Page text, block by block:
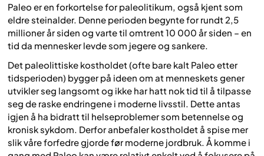
Paleo er en forkortelse for paleolitikum, også kjent som
eldre steinalder. Denne perioden begynte for rundt 2,5
millioner år siden og varte til omtrent 10 000 år siden – en
tid da mennesker levde som jegere og sankere.
Det paleolittiske kostholdet (ofte bare kalt Paleo etter
tidsperioden) bygger på ideen om at menneskets gener
utvikler seg langsomt og ikke har hatt nok tid til å tilpasse
seg de raske endringene i moderne livsstil. Dette antas
igjen å ha bidratt til helseproblemer som betennelse og
kronisk sykdom. Derfor anbefaler kostholdet å spise mer
slik våre forfedre gjorde før moderne jordbruk. Å komme i